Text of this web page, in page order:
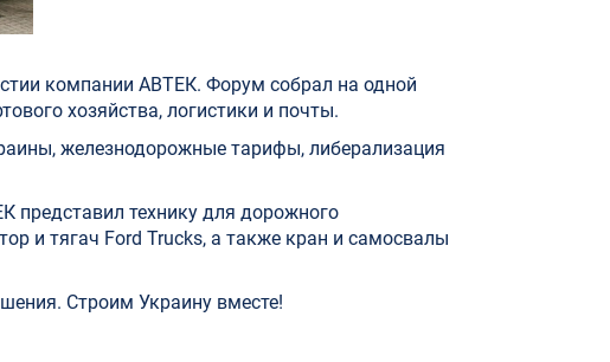
компании АВТЕК. Форум собрал на одной
хозяйства, логистики и почты.
железнодорожные тарифы, либерализация
представил технику для дорожного
и тягач Ford Trucks, а также кран и самосвалы
Строим Украину вместе!